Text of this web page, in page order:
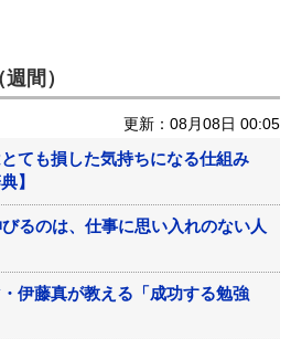
間）
更新：08月08日 00:05
とても損した気持ちになる仕組み
】
るのは、仕事に思い入れのない人
伊藤真が教える「成功する勉強